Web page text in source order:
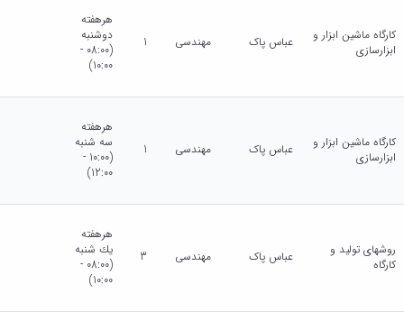
کارگاه ماشین ابزار و
ابزارسازی
عباس پاک مهندسی 1
هرهفته
دوشنبه
(08:00 -
10:00)
کارگاه ماشین ابزار و
ابزارسازی
عباس پاک مهندسی 1
هرهفته
سه شنبه
(10:00 -
12:00)
روشهای تولید و
کارگاه
عباس پاک مهندسی 3
هرهفته
يك شنبه
(08:00 -
10:00)